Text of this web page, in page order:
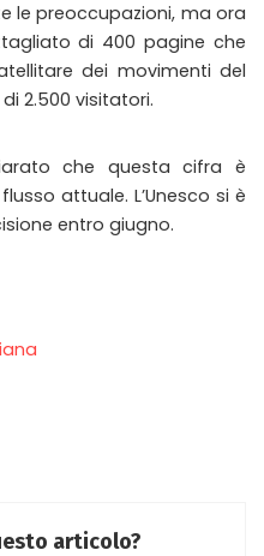
le preoccupazioni, ma ora
di 400 pagine che
dei movimenti del
2.500 visitatori.
che questa cifra è
attuale. L’Unesco si è
entro giugno.
articolo?